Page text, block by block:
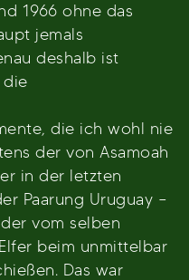
1966 ohne das
jemals
deshalb ist
die
die ich wohl nie
der von Asamoah
in der letzten
Paarung Uruguay –
vom selben
beim unmittelbar
Das war